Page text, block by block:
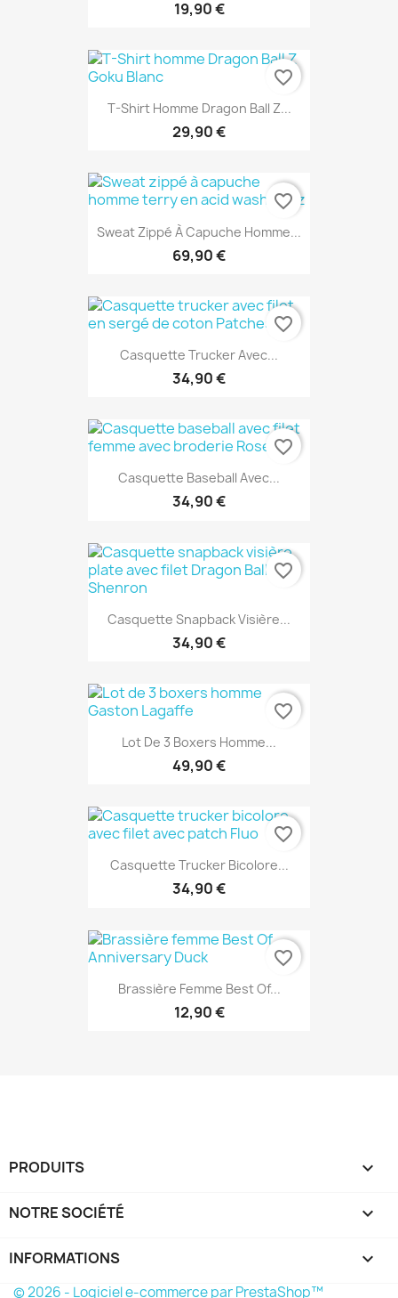
19,90 €
T-Shirt Homme Dragon Ball Z...
29,90 €
favorite_border
Sweat Zippé À Capuche Homme...
69,90 €
favorite_border
Casquette Trucker Avec...
34,90 €
favorite_border
Casquette Baseball Avec...
34,90 €
favorite_border
Casquette Snapback Visière...
34,90 €
favorite_border
Lot De 3 Boxers Homme...
49,90 €
favorite_border
Casquette Trucker Bicolore...
34,90 €
favorite_border
Brassière Femme Best Of...
12,90 €
favorite_border
PRODUITS 
NOTRE SOCIÉTÉ 
INFORMATIONS keyboard_arrow_down
© 2026 - Logiciel e-commerce par PrestaShop™